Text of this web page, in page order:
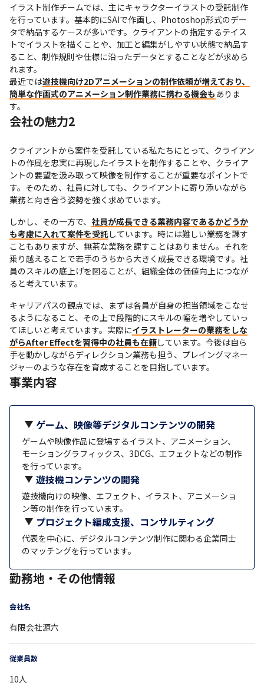
イラスト制作チームでは、主にキャラクターイラストの受託制作
を行っています。基本的にSAIで作画し、Photoshop形式のデー
タで納品するケースが多いです。クライアントの指定するテイス
トでイラストを描くことや、加工と編集がしやすい状態で納品す
ること、制作規則や仕様に沿ったデータとすることなどが求めら
れます。
最近では遊技機向け2Dアニメーションの制作依頼が増えており、
簡単な作画式のアニメーション制作業務に携わる機会も ありま
す。
会社の魅力2
クライアントから案件を受託している私たちにとって、クライアン
トの作風を忠実に再現したイラストを制作することや、クライア
ントの要望を汲み取って映像を制作することが重要なポイントで
す。そのため、社員に対しても、クライアントに寄り添いながら
業務と向き合う姿勢を強く求めています。
しかし、その一方で、 社員が成長できる業務内容であるかどうか
も考慮に入れて案件を受託しています。時には難しい業務を課す
こともありますが、無茶な業務を課すことはありません。それを
乗り越えることで若手のうちから大きく成長できる環境です。社
員のスキルの底上げを図ることが、組織全体の価値向上につなが
ると考えています。
キャリアパスの観点では、まずは各員が自身の担当領域をこなせ
るようになること、その上で段階的にスキルの幅を増やしていっ
てほしいと考えています。実際にイラストレーターの業務をしな
がらAfter Effectを習得中の社員も在籍しています。今後は自ら
手を動かしながらディレクション業務も担う、プレイングマネー
ジャーのような存在を育成することを目指しています。
事業内容
ゲーム、映像等デジタルコンテンツの開発
ゲームや映像作品に登場するイラスト、アニメーション、
モーショングラフィックス、3DCG、エフェクトなどの制作
を行っています。
遊技機コンテンツの開発
遊技機向けの映像、エフェクト、イラスト、アニメーショ
ン等の制作を行っています。
プロジェクト編成支援、コンサルティング
代表を中心に、デジタルコンテンツ制作に関わる企業同士
のマッチングを行っています。
勤務地・その他情報
会社名
有限会社源六
従業員数
10人